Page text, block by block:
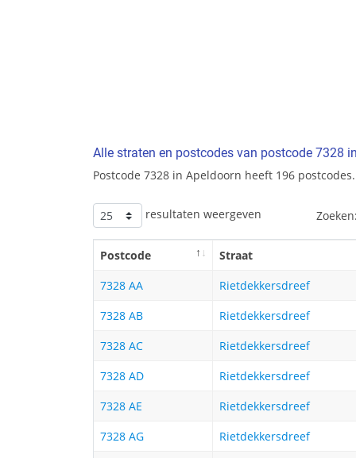
Alle straten en postcodes van postcode 7328
Postcode 7328 in Apeldoorn heeft 196 postcodes.
resultaten weergeven
Postcode
Straat
7328 AA
Rietdekkersdreef
7328 AB
Rietdekkersdreef
7328 AC
Rietdekkersdreef
7328 AD
Rietdekkersdreef
7328 AE
Rietdekkersdreef
7328 AG
Rietdekkersdreef